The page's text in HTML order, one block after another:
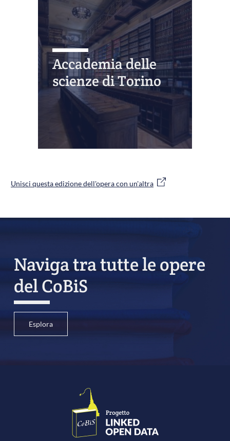
Accademia delle
scienze di Torino
Unisci questa edizione dell'opera con un'altra
Naviga tra tutte le opere
del CoBiS
Esplora